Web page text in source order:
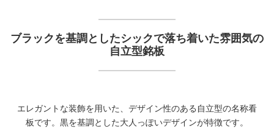
ブラックを基調としたシックで落ち着いた雰囲気の
自立型銘板
エレガントな装飾を用いた、デザイン性のある自立型の名称看
板です。黒を基調とした大人っぽいデザインが特徴です。